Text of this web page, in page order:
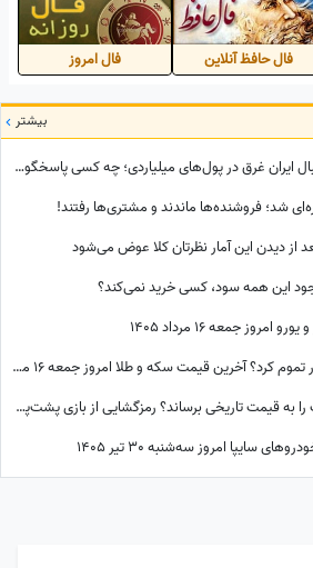
فال حافظ آنلاین فال امروز
بیشتر
مردم با گرانی می‌جنگند، فوتبال ایران غرق در پول‌های میلیاردی؛ چه کسی پاسخگوست؟
شد؛ فروشنده‌ها ماندند و مشتری‌ها رفتند!
این همه سود، کسی خرید نمی‌کند؟
جمعه 16 مرداد 1405
طلا آخرین روز هفته رو چطور تموم کرد؟ آخرین قیمت سکه و طلا امروز جمعه 16 مرداد 1405
چرا تنگه هرمز نتوانست نفت را به قیمت تاریخی برساند؟ رمزگشایی از بازی پشت‌پرده پکن
سایپا امروز سه‌شنبه 30 تیر 1405